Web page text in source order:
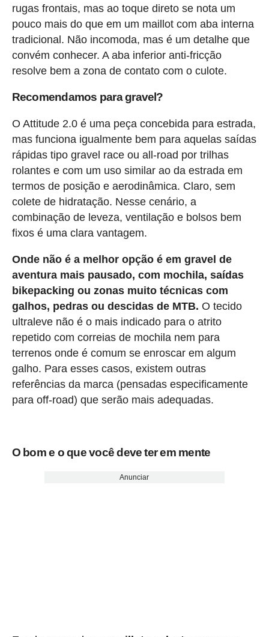
rugas frontais, mas ao toque direto se nota um
pouco mais do que em um maillot com aba interna
tradicional. Não incomoda, mas é um detalhe que
convém conhecer. A aba inferior anti-fricção
resolve bem a zona de contato com o culote.
Recomendamos para gravel?
O Attitude 2.0 é uma peça concebida para estrada,
mas funciona igualmente bem para aquelas saídas
rápidas tipo gravel race ou all-road por trilhas
rolantes e com um uso similar ao da estrada em
termos de posição e aerodinâmica. Claro, sem
colete de hidratação. Nesse cenário, a
combinação de leveza, ventilação e bolsos bem
fixos é uma clara vantagem.
Onde não é a melhor opção é em gravel de
aventura mais pausado, com mochila, saídas
bikepacking ou zonas muito técnicas com
galhos, pedras ou descidas de MTB. O tecido
ultraleve não é o mais indicado para o atrito
repetido com correias de mochila nem para
terrenos onde é comum se enroscar em algum
galho. Para esses casos, existem outras
referências da marca (pensadas especificamente
para off-road) que serão mais adequadas.
O bom e o que você deve ter em mente
Anunciar